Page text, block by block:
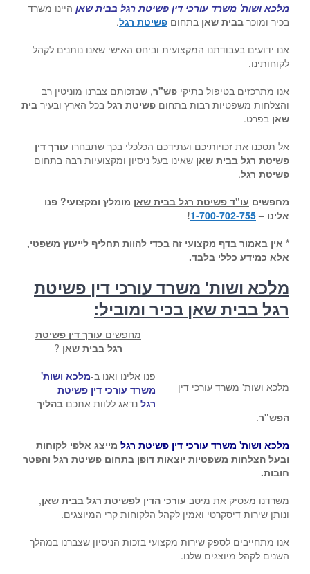
מלכא ושות' משרד עורכי דין פשיטת רגל בבית שאן היינו משרד
בכיר ומוכר בבית שאן בתחום פשיטת רגל.
אנו ידועים בעבודתנו המקצועית וביחס האישי שאנו נותנים לקהל
לקוחותינו.
אנו מתרכזים בטיפול בתיקי פש"ר, שבזכותם צברנו מוניטין רב
והצלחות משפטיות רבות בתחום פשיטת רגל בכל הארץ ובעיר בית
שאן בפרט.
אל תסכנו את זכויותיכם ועתידכם הכלכלי בכך שתבחרו עורך דין
פשיטת רגל בבית שאן שאינו בעל ניסיון ומקצועיות רבה בתחום
פשיטת רגל.
מחפשים עו"ד פשיטת רגל בבית שאן מומלץ ומקצועי? פנו
אלינו – 1-700-702-755
!
* אין באמור בדף מקצועי זה בכדי להוות תחליף לייעוץ משפטי,
אלא כמידע כללי בלבד.
מלכא ושות' משרד עורכי דין פשיטת
רגל בבית שאן בכיר ומוביל:
מלכא ושות' משרד עורכי דין
מחפשים עורך דין פשיטת
רגל בבית שאן ?
פנו אלינו ואנו ב-מלכא ושות'
משרד עורכי דין פשיטת
רגל נדאג ללוות אתכם בהליך
הפש"ר.
מלכא ושות' משרד עורכי דין פשיטת רגל מייצג אלפי לקוחות
ובעל הצלחות משפטיות יוצאות דופן בתחום פשיטת רגל והפטר
חובות.
משרדנו מעסיק את מיטב עורכי הדין לפשיטת רגל בבית שאן,
ונותן שירות דיסקרטי ואמין לקהל הלקוחות קרי המיוצגים.
אנו מתחייבים לספק שירות מקצועי בזכות הניסיון שצברנו במהלך
השנים לקהל מיוצגים שלנו.